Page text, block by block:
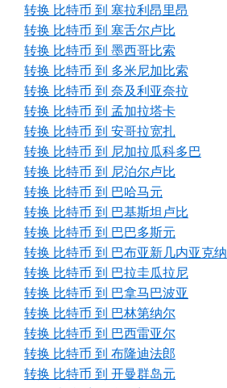
转换 比特币 到 塞拉利昂里昂
转换 比特币 到 塞舌尔卢比
转换 比特币 到 墨西哥比索
转换 比特币 到 多米尼加比索
转换 比特币 到 奈及利亚奈拉
转换 比特币 到 孟加拉塔卡
转换 比特币 到 安哥拉宽扎
转换 比特币 到 尼加拉瓜科多巴
转换 比特币 到 尼泊尔卢比
转换 比特币 到 巴哈马元
转换 比特币 到 巴基斯坦卢比
转换 比特币 到 巴巴多斯元
转换 比特币 到 巴布亚新几内亚克纳
转换 比特币 到 巴拉圭瓜拉尼
转换 比特币 到 巴拿马巴波亚
转换 比特币 到 巴林第纳尔
转换 比特币 到 巴西雷亚尔
转换 比特币 到 布隆迪法郎
转换 比特币 到 开曼群岛元